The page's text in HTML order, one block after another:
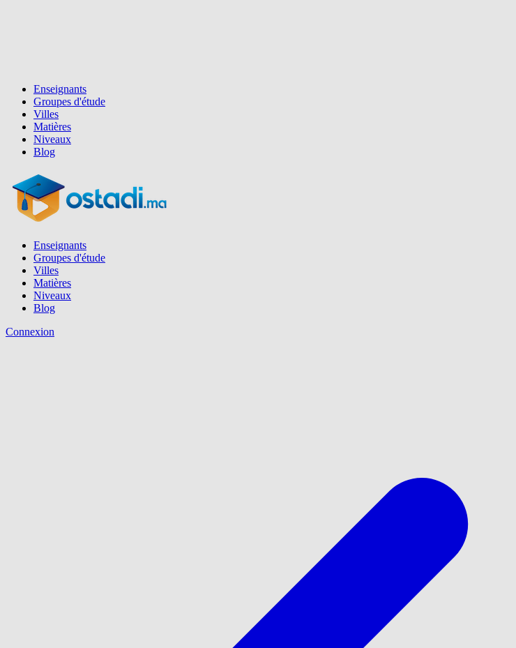
Enseignants
Groupes d'étude
Villes
Matières
Niveaux
Blog
Enseignants
Groupes d'étude
Villes
Matières
Niveaux
Blog
Connexion